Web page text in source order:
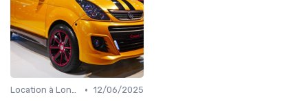
Location à Long Terme • 12/06/2025